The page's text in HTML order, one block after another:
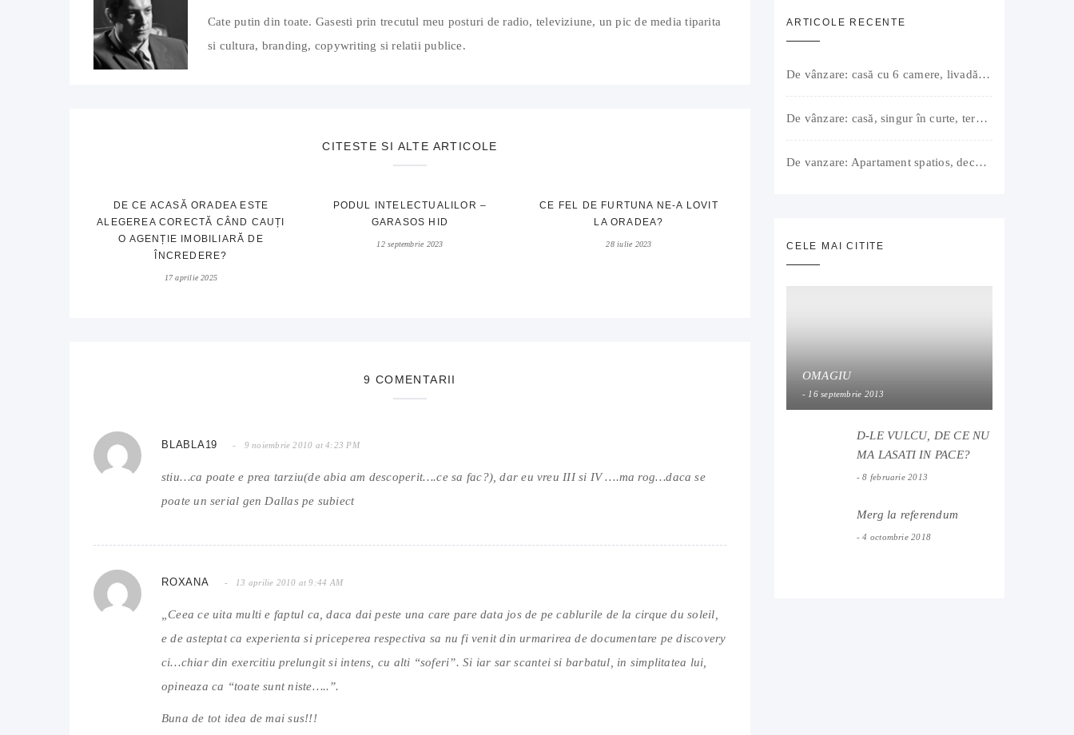
Cate putin din toate. Gasesti prin trecutul meu posturi de radio, televiziune, un pic de media tiparita
si cultura, branding, copywriting si relatii publice.
CITESTE SI ALTE ARTICOLE
DE CE ACASĂ ORADEA ESTE
ALEGEREA CORECTĂ CÂND CAUȚI
O AGENȚIE IMOBILIARĂ DE
ÎNCREDERE?
17 aprilie 2025
PODUL INTELECTUALILOR –
GARASOS HID
12 septembrie 2023
CE FEL DE FURTUNA NE-A LOVIT
LA ORADEA?
28 iulie 2023
9 COMENTARII
BLABLA19 9 noiembrie 2010 at 4:23 PM
stiu…ca poate e prea tarziu(de abia am descoperit….ce sa fac?), dar eu vreu III si IV ….ma rog…daca se
poate un serial gen Dallas pe subiect
ROXANA 13 aprilie 2010 at 9:44 AM
„Ceea ce uita multi e faptul ca, daca dai peste una care pare data jos de pe cablurile de la cirque du soleil,
e de asteptat ca experienta si priceperea respectiva sa nu fi venit din urmarirea de documentare pe discovery
ci…chiar din exercitiu prelungit si intens, cu alti “soferi”. Si iar sar scantei si barbatul, in simplitatea lui,
opineaza ca “toate sunt niste…..”.
Buna de tot idea de mai sus!!!
ARTICOLE RECENTE
De vânzare: casă cu 6 camere, livadă, 3 199 mp, Girișul Negru, Bihor, 42 000 Euro. Comision 0.
De vânzare: casă, singur în curte, teren 500 mp, Muntele Găina, Oradea. 157.000 € (negociabil). Comision 0.
De vanzare: Apartament spatios, decomandat, bine compartimentat, 3 camere, 2 bai, bucatarie, suprafață utilă de 64 mp + 3 balcoane (11 mp), strada Barierei, zona Dragos Voda Oradea. 89 500 E (neg). Comision 0
CELE MAI CITITE
OMAGIU
16 septembrie 2013
D-LE VULCU, DE CE NU
MA LASATI IN PACE?
8 februarie 2013
Merg la referendum
4 octombrie 2018